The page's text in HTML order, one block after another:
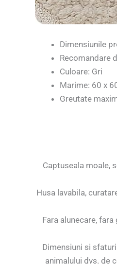
Dimensiunile
Recomandare
Culoare: Gri
Marime: ‎60 x
Greutate
Captuseala moale,
Husa lavabila,
Fara alunecare,
Dimensiuni si
animalului dvs. de